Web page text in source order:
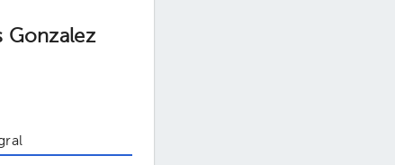
Gonzalez